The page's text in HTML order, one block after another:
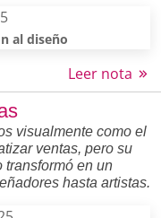
al diseño
Leer nota
visualmente como el
ventas, pero su
transformó en un
hasta artistas.